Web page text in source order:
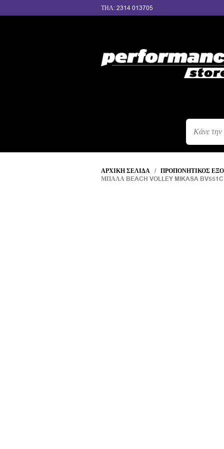
ΤΗΛ: 2314 013705
ΑΝΑΖΉΤΗΣΗ
ΠΡΟΪΌΝΤΩΝ
ΑΡΧΙΚΉ ΣΕΛΊΔΑ / ΠΡΟΠΟΝΗΤΙΚΌΣ
ΜΠΆΛΑ BEACH VOLLEY MIKASA BV551C